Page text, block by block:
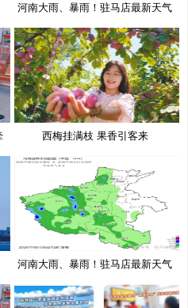
河南大雨、暴雨！驻马店最新天气
预
西梅挂满枝 果香引客来
河南大雨、暴雨！驻马店最新天气
预